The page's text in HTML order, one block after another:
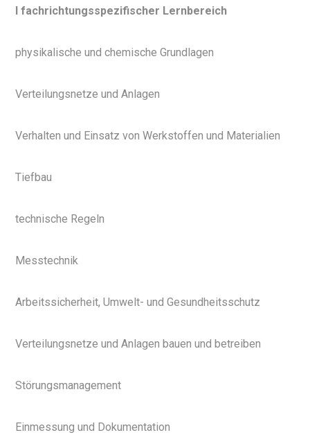
I fachrichtungsspezifischer Lernbereich
physikalische und chemische Grundlagen
Verteilungsnetze und Anlagen
Verhalten und Einsatz von Werkstoffen und Materialien
Tiefbau
technische Regeln
Messtechnik
Arbeitssicherheit, Umwelt- und Gesundheitsschutz
Verteilungsnetze und Anlagen bauen und betreiben
Störungsmanagement
Einmessung und Dokumentation